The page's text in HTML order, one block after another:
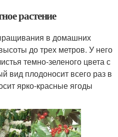
растение
в домашних
до трех метров. У него
темно-зеленого цвета с
вид плодоносит всего раз в
ярко-красные ягоды